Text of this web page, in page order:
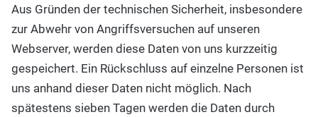
Aus Gründen der technischen Sicherheit, insbesondere
zur Abwehr von Angriffsversuchen auf unseren
Webserver, werden diese Daten von uns kurzzeitig
gespeichert. Ein Rückschluss auf einzelne Personen ist
uns anhand dieser Daten nicht möglich. Nach
spätestens sieben Tagen werden die Daten durch